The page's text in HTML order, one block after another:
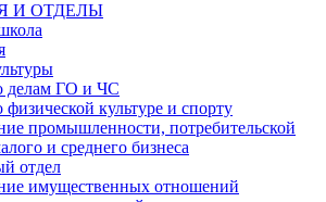
И ОТДЕЛЫ
делам ГО и ЧС
культуре и спорту
промышленности, потребительской
и среднего бизнеса
отдел
имущественных отношений